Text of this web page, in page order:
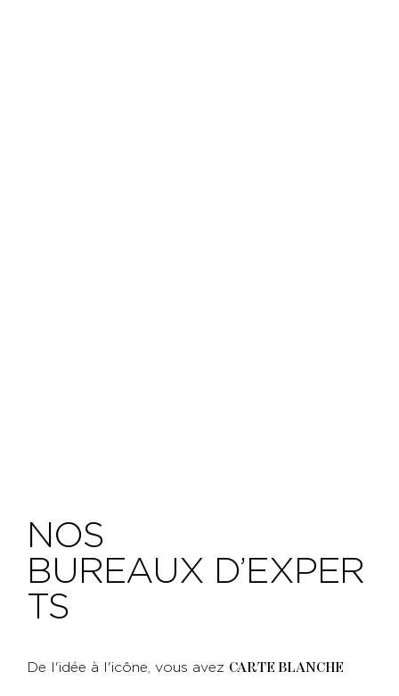
NOS
BUREAUX D’EXPER
TS
De l'idée à l'icône, vous avez CARTE BLANCHE